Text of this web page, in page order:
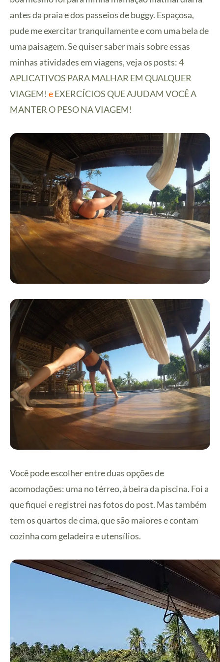
antes da praia e dos passeios de buggy. Espaçosa,
pude me exercitar tranquilamente e com uma bela de
uma paisagem. Se quiser saber mais sobre essas
minhas atividades em viagens, veja os posts:4
APLICATIVOS PARA MALHAR EM QUALQUER
VIAGEM! eEXERCÍCIOS QUE AJUDAM VOCÊ A
MANTER O PESO NA VIAGEM!
Você pode escolher entre duas opções de
acomodações: uma no térreo, à beira da piscina. Foi a
que fiquei e registrei nas fotos do post. Mas também
tem os quartos de cima, que são maiores e contam
cozinha com geladeira e utensílios.